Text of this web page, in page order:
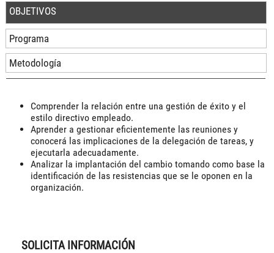
OBJETIVOS
Programa
Metodología
Comprender la relación entre una gestión de éxito y el
estilo directivo empleado.
Aprender a gestionar eficientemente las reuniones y
conocerá las implicaciones de la delegación de tareas, y
ejecutarla adecuadamente.
Analizar la implantación del cambio tomando como base la
identificación de las resistencias que se le oponen en la
organización.
SOLICITA INFORMACIÓN